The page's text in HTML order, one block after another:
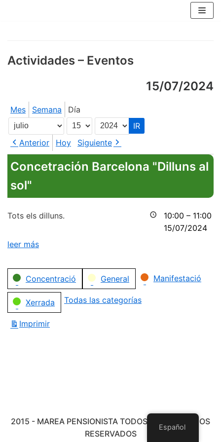
Actividades – Eventos
15/07/2024
Mes Semana Día
Mes
Día
Año
Anterior
Hoy Siguiente
Concetración Barcelona "Dilluns al
sol"
10:00 – 11:00
15/07/2024
Tots els dilluns.
leer más
Categorías
Concentració General Manifestació
Xerrada Todas las categorías
Imprimir
2015 - MAREA PENSIONISTA TODOS LOS DERECHOS
RESERVADOS
Español